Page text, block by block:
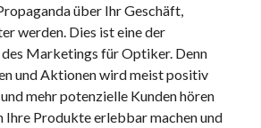
über Ihr Geschäft,
werden. Dies ist eine der
Marketings für Optiker. Denn
und Aktionen wird meist positiv
mehr potenzielle Kunden hören
Ihre Produkte erlebbar machen und